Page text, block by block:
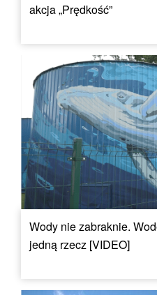
akcja „Prędkość”
Wody nie zabraknie.
jedną rzecz [VIDEO]